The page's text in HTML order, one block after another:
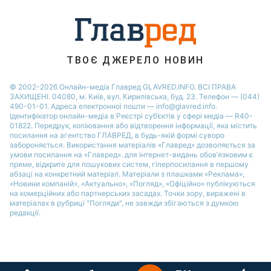
ТВОЄ ДЖЕРЕЛО НОВИН
© 2002-2026 Онлайн-медіа Главред GLAVRED.INFO. ВСІ ПРАВА
ЗАХИЩЕНІ. 04080, м. Київ, вул. Кирилівська, буд. 23. Телефон — (044)
490-01-01. Адреса електронної пошти — info@glavred.info.
Ідентифікатор онлайн-медіа в Реєстрі суб’єктів у сфері медіа — R40-
01822. Передрук, копіювання або відтворення інформації, яка містить
посилання на агентство ГЛАВРЕД, в будь-якій формi суворо
забороняється. Використання матеріалів «Главред» дозволяється за
умови посилання на «Главред». для інтернет-видань обов’язковим є
пряме, відкрите для пошукових систем, гіперпосилання в першому
абзаці на конкретний матеріал. Матеріали з плашками «Реклама»,
«Новини компаній», «Актуально», «Погляд», «Офіційно» публікуються
на комерційних або партнерських засадах. Точки зору, виражені в
матеріалах в рубриці "Погляди", не завжди збігаються з думкою
редакції.